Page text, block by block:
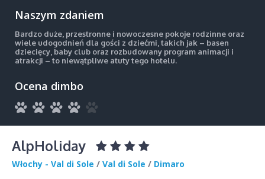
Naszym zdaniem
Bardzo duże, przestronne i nowoczesne pokoje rodzinne oraz
wiele udogodnień dla gości z dziećmi, takich jak – basen
dziecięcy, baby club oraz rozbudowany program animacji i
atrakcji – to niewątpliwe atuty tego hotelu.
Ocena dimbo
AlpHoliday
Włochy - Val di Sole / Val di Sole / Dimaro